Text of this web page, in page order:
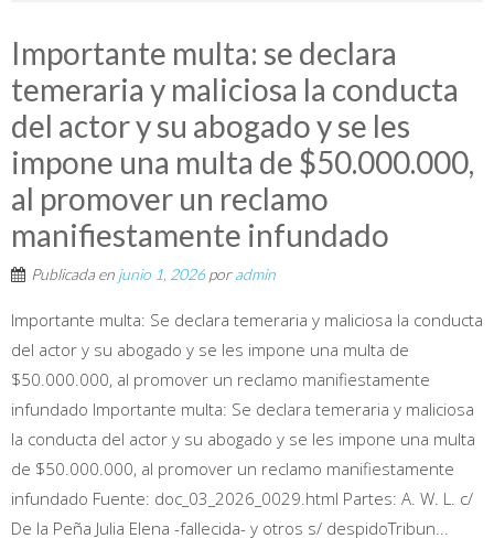
Importante multa: se declara
temeraria y maliciosa la conducta
del actor y su abogado y se les
impone una multa de $50.000.000,
al promover un reclamo
manifiestamente infundado
Publicada en junio 1, 2026poradmin
Importante multa: Se declara temeraria y maliciosa la conducta
del actor y su abogado y se les impone una multa de
$50.000.000, al promover un reclamo manifiestamente
infundado Importante multa: Se declara temeraria y maliciosa
la conducta del actor y su abogado y se les impone una multa
de $50.000.000, al promover un reclamo manifiestamente
infundado Fuente: doc_03_2026_0029.html Partes: A. W. L. c/
De la Peña Julia Elena -fallecida- y otros s/ despidoTribun...